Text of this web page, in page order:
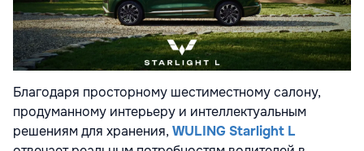
Благодаря просторному шестиместному салону,
продуманному интерьеру и интеллектуальным
решениям для хранения, WULING Starlight L